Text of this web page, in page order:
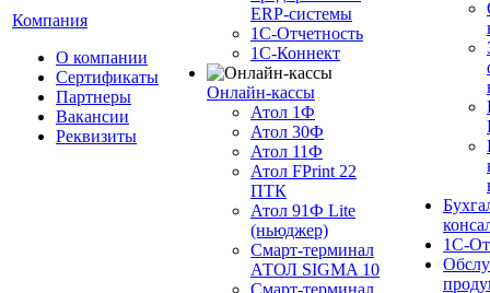
Компания
О компании
Сертификаты
Партнеры
Вакансии
Реквизиты
ERP-системы
1С-Отчетность
1С-Коннект
Онлайн-кассы
Атол 1Ф
Атол 30Ф
Атол 11Ф
Атол FPrint 22
ПТК
Атол 91Ф Lite
(ньюджер)
Смарт-терминал
АТОЛ SIGMA 10
Смарт-терминал
1С-